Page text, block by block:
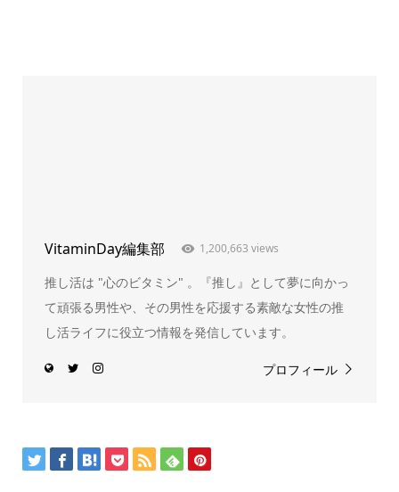
VitaminDay編集部 1,200,663 views
推し活は "心のビタミン" 。『推し』として夢に向かっ
て頑張る男性や、その男性を応援する素敵な女性の推
し活ライフに役立つ情報を発信しています。
プロフィール